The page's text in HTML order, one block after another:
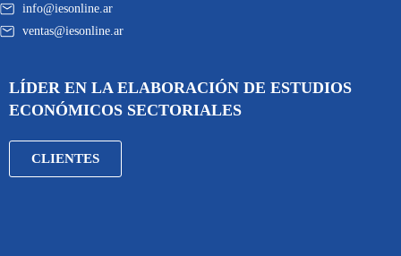
info@iesonline.ar
ventas@iesonline.ar
LÍDER EN LA ELABORACIÓN DE ESTUDIOS
ECONÓMICOS SECTORIALES
CLIENTES